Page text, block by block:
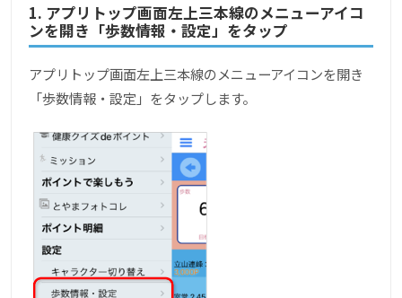
1. アプリトップ画面左上三本線のメニューアイコ
ンを開き「歩数情報・設定」をタップ
アプリトップ画面左上三本線のメニューアイコンを開き
「歩数情報・設定」をタップします。